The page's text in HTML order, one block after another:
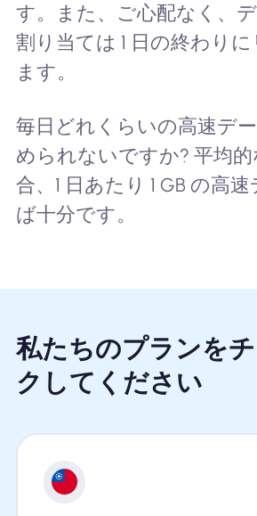
す。また、ご心配なく、
割り当ては 1 日の終わり
ます。
毎日どれくらいの高速デ
められないですか? 平均
合、1 日あたり 1 GB の高
ば十分です。
私たちのプランを
クしてください